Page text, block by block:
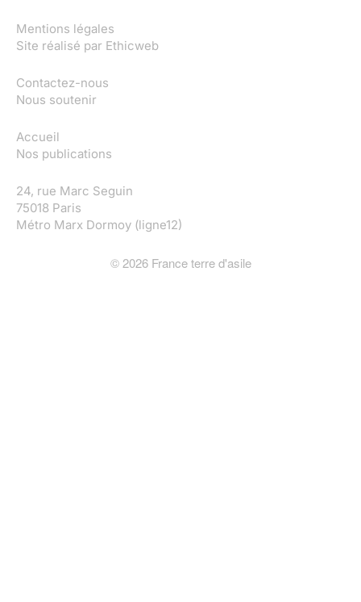
Mentions légales
Site réalisé par Ethicweb
Contactez-nous
Nous soutenir
Accueil
Nos publications
24, rue Marc Seguin
75018 Paris
Métro Marx Dormoy (ligne12)
© 2026France terre d'asile